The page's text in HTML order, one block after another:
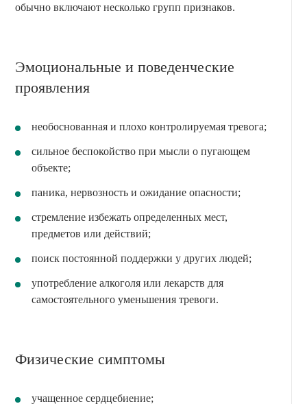
обычно включают несколько групп признаков.
Эмоциональные и поведенческие
проявления
необоснованная и плохо контролируемая тревога;
сильное беспокойство при мысли о пугающем
объекте;
паника, нервозность и ожидание опасности;
стремление избежать определенных мест,
предметов или действий;
поиск постоянной поддержки у других людей;
употребление алкоголя или лекарств для
самостоятельного уменьшения тревоги.
Физические симптомы
учащенное сердцебиение;